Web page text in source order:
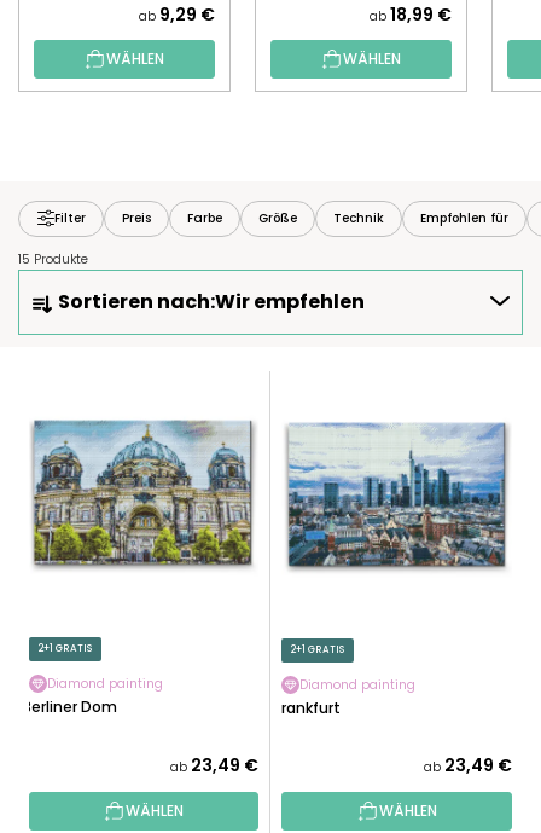
ab 9,29 €
WÄHLEN
ab 18,99 €
WÄHLEN
Filter Preis Farbe Größe Technik Empfohlen für
15 Produkte
O
K
O
R
U
N
Sortieren nach:Wir empfehlen
R
O
D
T
2+1 GRATIS
Diamond painting
Berliner Dom
ab 23,49 €
WÄHLEN
2+1 GRATIS
Diamond painting
Frankfurt
ab 23,49 €
WÄHLEN